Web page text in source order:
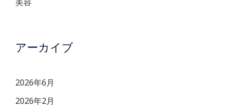
アーカイブ
2026年6月
2026年2月